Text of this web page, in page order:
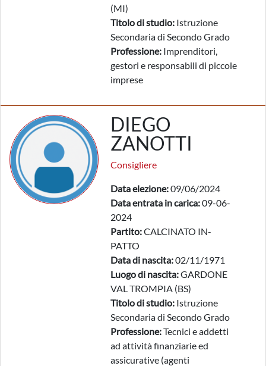
(MI)
Titolo di studio: Istruzione
Secondaria di Secondo Grado
Professione: Imprenditori,
gestori e responsabili di piccole
imprese
DIEGO
ZANOTTI
Consigliere
Data elezione:09/06/2024
Data entrata in carica:09-06-
2024
Partito:CALCINATO IN-
PATTO
Data di nascita:02/11/1971
Luogo di nascita:GARDONE
VAL TROMPIA (BS)
Titolo di studio: Istruzione
Secondaria di Secondo Grado
Professione:Tecnici e addetti
ad attività finanziarie ed
assicurative (agenti